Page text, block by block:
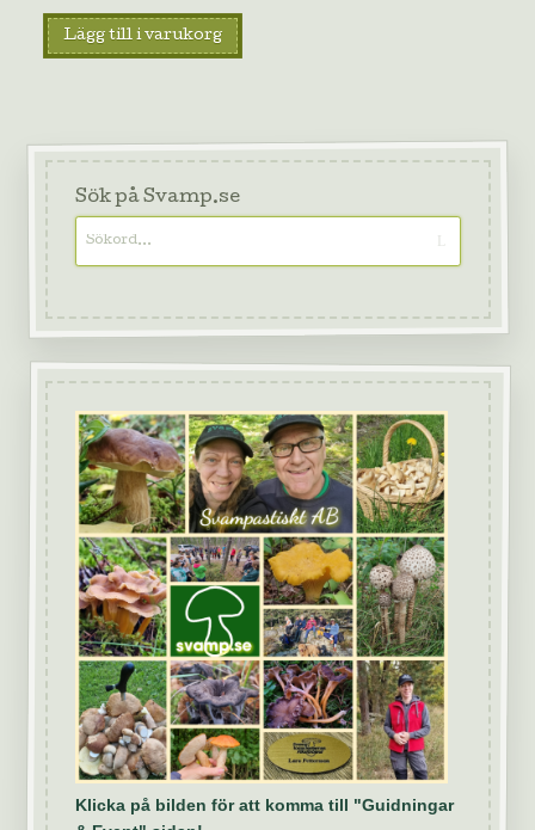
Lägg till i varukorg
Sök på Svamp.se
Klicka på bilden för att komma till "Guidningar